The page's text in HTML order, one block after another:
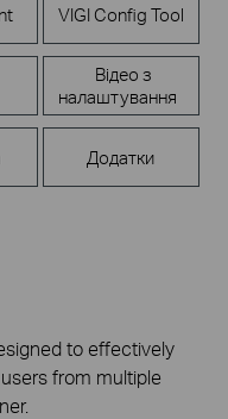
VIGI Config Tool
Відео з
налаштування
Додатки
to effectively
from multiple